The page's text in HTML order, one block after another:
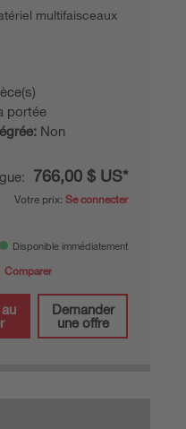
multifaisceaux
portée
Non
766,00 $ US*
Votre prix: Se connecter
Disponible immédiatement
Comparer
Demander
une offre